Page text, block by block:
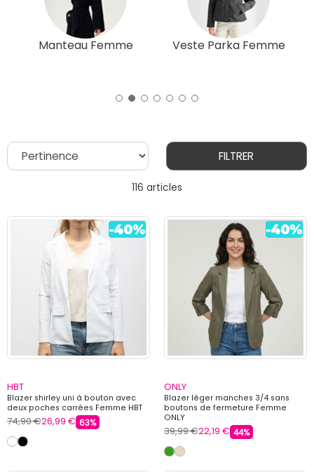
Manteau Femme Veste Parka Femme
116 articles
FILTRER
HBT
Blazer shirley uni à bouton avec
deux poches carrées Femme HBT
74,90 €26,99 € 63%
ONLY
Blazer léger manches 3/4 sans
boutons de fermeture Femme
ONLY
39,99 €22,19 € 44%